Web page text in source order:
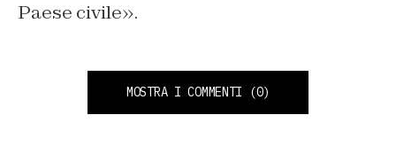
Paese civile».
MOSTRA I COMMENTI (0)